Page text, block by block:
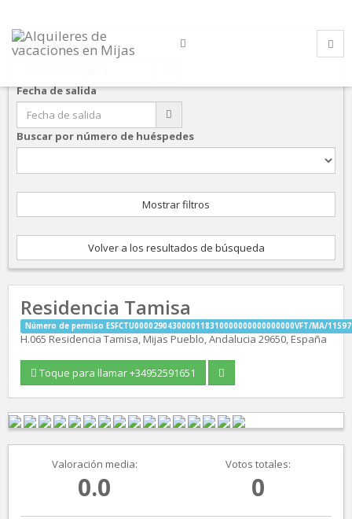
Fecha de llegada
Fecha de salida
Buscar por número de huéspedes
Mostrar filtros
Volver a los resultados de búsqueda
Residencia Tamisa
Número de permiso ESFCTU0000290430000118310000000000000000VFT/MA/
H.065 Residencia Tamisa, Mijas Pueblo, Andalucia 29650, España
Toque para llamar +34952591651
Valoración media:
0.0
Votos totales:
0